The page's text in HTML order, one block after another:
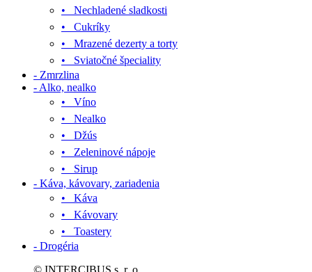
• Nechladené sladkosti
• Cukríky
• Mrazené dezerty a torty
• Sviatočné špeciality
- Zmrzlina
- Alko, nealko
• Víno
• Nealko
• Džús
• Zeleninové nápoje
• Sirup
- Káva, kávovary, zariadenia
• Káva
• Kávovary
• Toastery
- Drogéria
© INTERCIBUS s. r. o.